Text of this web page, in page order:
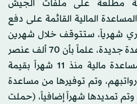
مطلعة على ملفات الجيش
المالية القائمة على دفع
شهرياً، ستتوقف خلال شهرين
إذا لم يتم تأمين مساعدة جديدة، علماً بأن 70 ألف عنصر
من الجيش يتلقون مساعدة مالية منذ 11 شهراً بقيمة
رواتبهم، وتم توفيرها من مساعدة
لمدة 6 أشهر، وتم تمديدها شهراً إضافياً، (حملت